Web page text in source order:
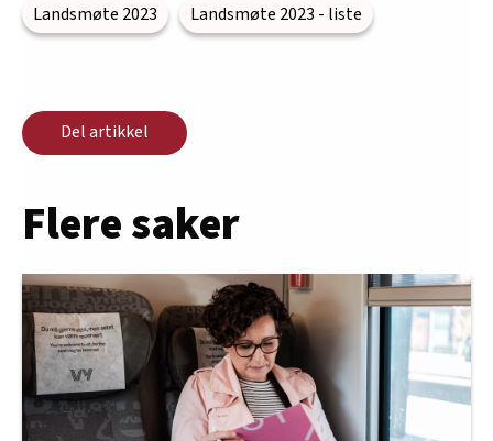
Landsmøte 2023 Landsmøte 2023 - liste
Del artikkel
Flere saker